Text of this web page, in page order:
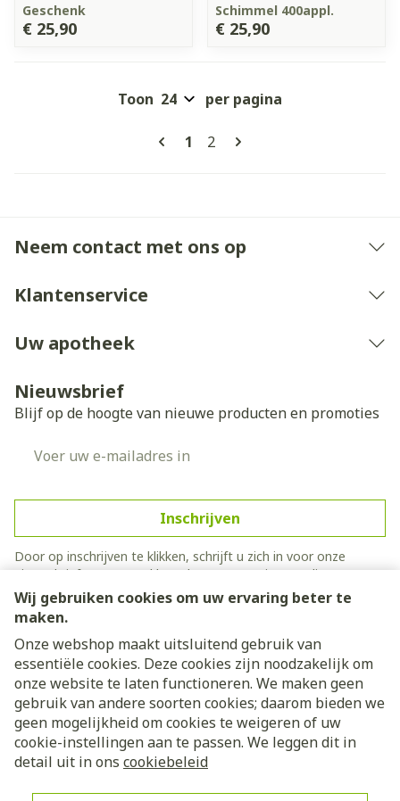
Wij gebruiken cookies om uw ervaring beter te
maken.
Onze webshop maakt uitsluitend gebruik van
essentiële cookies. Deze cookies zijn noodzakelijk om
onze website te laten functioneren. We maken geen
gebruik van andere soorten cookies; daarom bieden we
geen mogelijkheid om cookies te weigeren of uw
cookie-instellingen aan te passen. We leggen dit in
detail uit in ons cookiebeleid
Geschenk
€ 25,90
Schimmel 400appl.
€ 25,90
Pagina's
U lees momenteel pagina
1 Pagina
2
Toon per pagina
Neem contact met ons op
Klantenservice
Uw apotheek
Nieuwsbrief
Blijf op de hoogte van nieuwe producten en promoties
Inschrijven
Door op inschrijven te klikken, schrijft u zich in voor onze
nieuwsbrief en gaat u akkoord met onzeprivacy policy.
Juridische links